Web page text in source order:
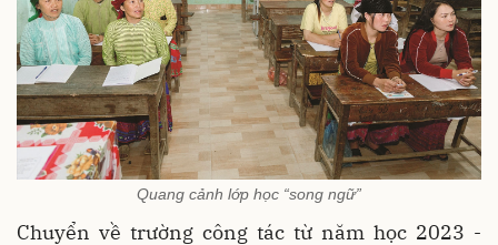
Quang cảnh lớp học “song ngữ”
Chuyển về trường công tác từ năm học 2023 -